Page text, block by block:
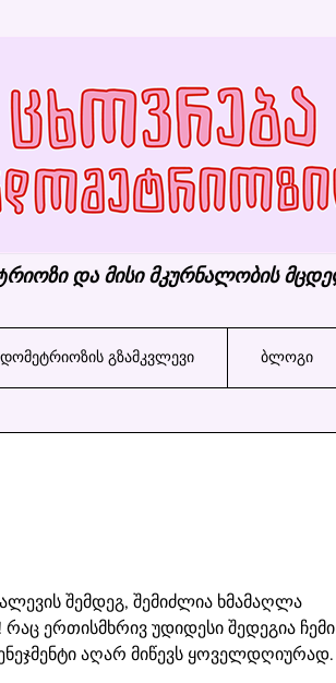
და მისი მკურნალობის
გზამკვლევი ბლოგი
შემდეგ, შემიძლია ხმამაღლა
ერთისმხრივ უდიდესი შედეგია ჩემი
აღარ მიწევს ყოველდღიურად.